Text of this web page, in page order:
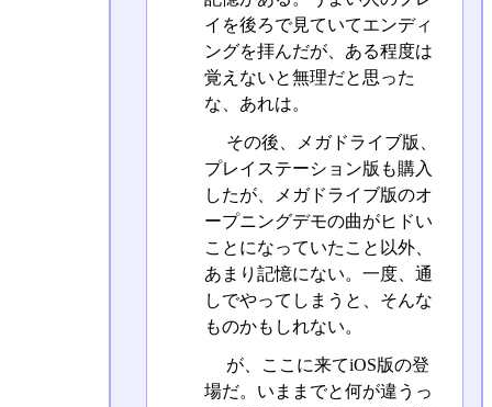
イを後ろで見ていてエンディ
ングを拝んだが、ある程度は
覚えないと無理だと思った
な、あれは。
その後、メガドライブ版、
プレイステーション版も購入
したが、メガドライブ版のオ
ープニングデモの曲がヒドい
ことになっていたこと以外、
あまり記憶にない。一度、通
しでやってしまうと、そんな
ものかもしれない。
が、ここに来てiOS版の登
場だ。いままでと何が違うっ